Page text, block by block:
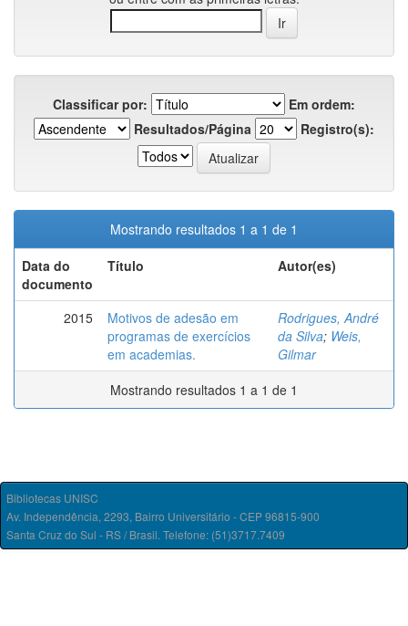
Classificar por:
Em ordem:
Resultados/Página
Registro(s):
Mostrando resultados 1 a 1 de 1
Data do
documento
Título Autor(es)
2015
Motivos de adesão em
programas de exercícios
em academias.
Rodrigues, André
da Silva; Weis,
Gilmar
Mostrando resultados 1 a 1 de 1
Bibliotecas UNISC
Av. Independência, 2293, Bairro Universitário - CEP 96815-900
Santa Cruz do Sul - RS / Brasil. Telefone: (51)3717.7409